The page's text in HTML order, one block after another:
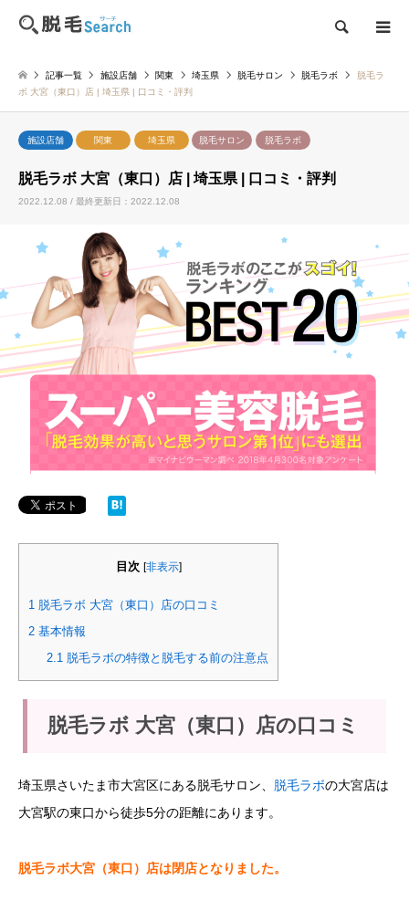
検索
記事一覧 施設店舗 関東 埼玉県 脱毛サロン 脱毛ラボ
脱毛ラ
ボ 大宮（東口）店 | 埼玉県 | 口コミ・評判
施設店舗 関東 埼玉県 脱毛サロン 脱毛ラボ
脱毛ラボ 大宮（東口）店 | 埼玉県 | 口コミ・評判
2022.12.08 / 最終更新日：2022.12.08
目次 [非表示]
1 脱毛ラボ 大宮（東口）店の口コミ
2 基本情報
2.1 脱毛ラボの特徴と脱毛する前の注意点
脱毛ラボ 大宮（東口）店の口コミ
埼玉県さいたま市大宮区にある脱毛サロン、 脱毛ラボの大宮店は
大宮駅の東口から徒歩5分の距離にあります。
脱毛ラボ大宮（東口）店は閉店となりました。